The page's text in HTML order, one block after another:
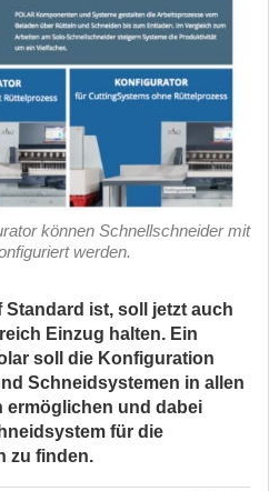
können Schnellschneider mit
werden.
Standard ist, soll jetzt auch
Einzug halten. Ein
soll die Konfiguration
Schneidsystemen in allen
und dabei
für die
zu finden.